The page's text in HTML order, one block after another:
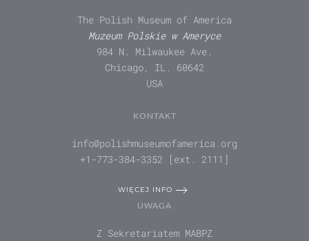
The Polish Museum of America
Muzeum Polskie w Ameryce
984 N. Milwaukee Ave.
Chicago, IL. 60642
USA
KONTAKT
info@polishmuseumofamerica.org
+1-773-384-3352 [ext. 2111]
WIĘCEJ INFO
UWAGA
Z Sekretariatem MABPZ